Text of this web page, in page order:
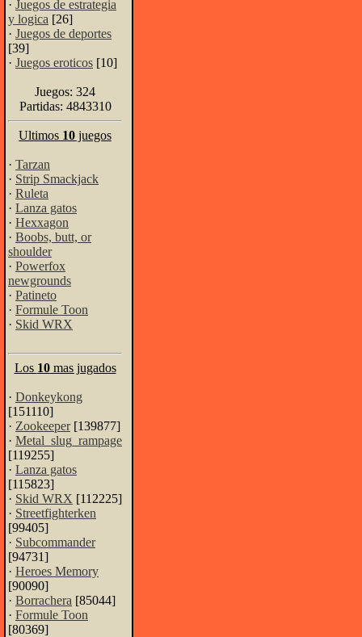
· Juegos de estrategia
y logica [26]
· Juegos de deportes
[39]
· Juegos eroticos [10]
Juegos: 324
Partidas: 4843310
Ultimos 10 juegos
· Tarzan
· Strip Smackjack
· Ruleta
· Lanza gatos
· Hexxagon
· Boobs, butt, or
shoulder
· Powerfox
newgrounds
· Patineto
· Formule Toon
· Skid WRX
Los 10mas jugados
· Donkeykong
[151110]
· Zookeeper[139877]
· Metal_slug_rampage
[119255]
· Lanza gatos
[115823]
· Skid WRX [112225]
· Streetfighterken
[99405]
· Subcommander
[94731]
· Heroes Memory
[90090]
· Borrachera [85044]
· Formule Toon
[80369]